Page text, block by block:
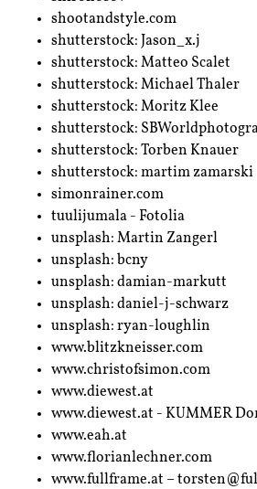
shootandstyle.com
shutterstock: Jason_x.j
shutterstock: Matteo Scalet
shutterstock: Michael Thaler
shutterstock: Moritz Klee
shutterstock:
shutterstock: Torben Knauer
shutterstock: martim zamarski
simonrainer.com
tuulijumala - Fotolia
unsplash: Martin Zangerl
unsplash: bcny
unsplash: damian-markutt
unsplash: daniel-j-schwarz
unsplash: ryan-loughlin
www.blitzkneisser.com
www.christofsimon.com
www.diewest.at
www.diewest.at - KUMMER
www.eah.at
www.florianlechner.com
www.fullframe.at –